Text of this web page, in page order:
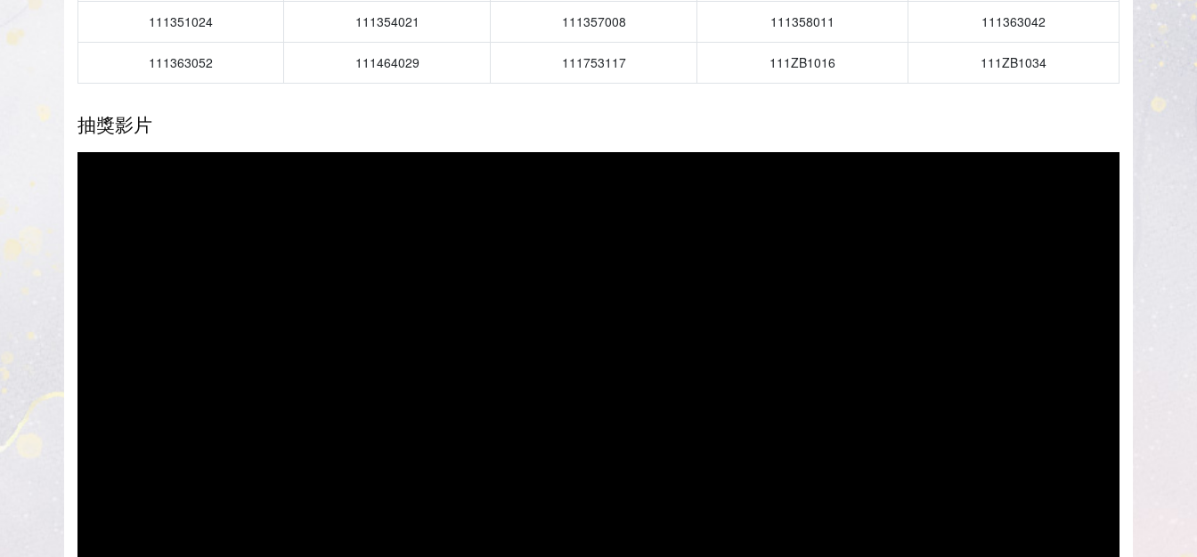
111351024 111354021 111357008 111358011 111363042
111363052 111464029 111753117 111ZB1016 111ZB1034
抽獎影片